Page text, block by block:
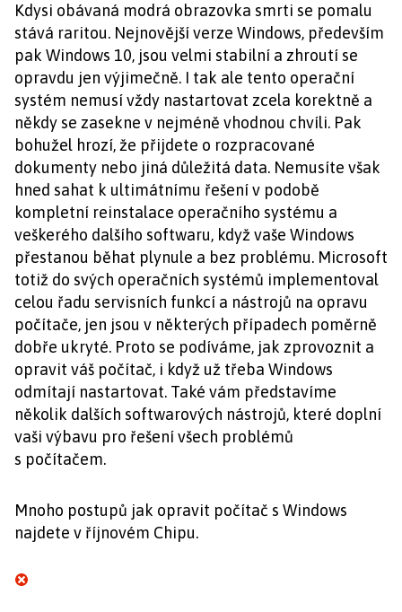
Kdysi obávaná modrá obrazovka smrti se pomalu
stává raritou. Nejnovější verze Windows, především
pak Windows 10, jsou velmi stabilní a zhroutí se
opravdu jen výjimečně. I tak ale tento operační
systém nemusí vždy nastartovat zcela korektně a
někdy se zasekne v nejméně vhodnou chvíli. Pak
bohužel hrozí, že přijdete o rozpracované
dokumenty nebo jiná důležitá data. Nemusíte však
hned sahat k ultimátnímu řešení v podobě
kompletní reinstalace operačního systému a
veškerého dalšího softwaru, když vaše Windows
přestanou běhat plynule a bez problému. Microsoft
totiž do svých operačních systémů implementoval
celou řadu servisních funkcí a nástrojů na opravu
počítače, jen jsou v některých případech poměrně
dobře ukryté. Proto se podíváme, jak zprovoznit a
opravit váš počítač, i když už třeba Windows
odmítají nastartovat. Také vám představíme
několik dalších softwarových nástrojů, které doplní
vaši výbavu pro řešení všech problémů
s počítačem.
Mnoho postupů jak opravit počítač s Windows
najdete v říjnovém Chipu.